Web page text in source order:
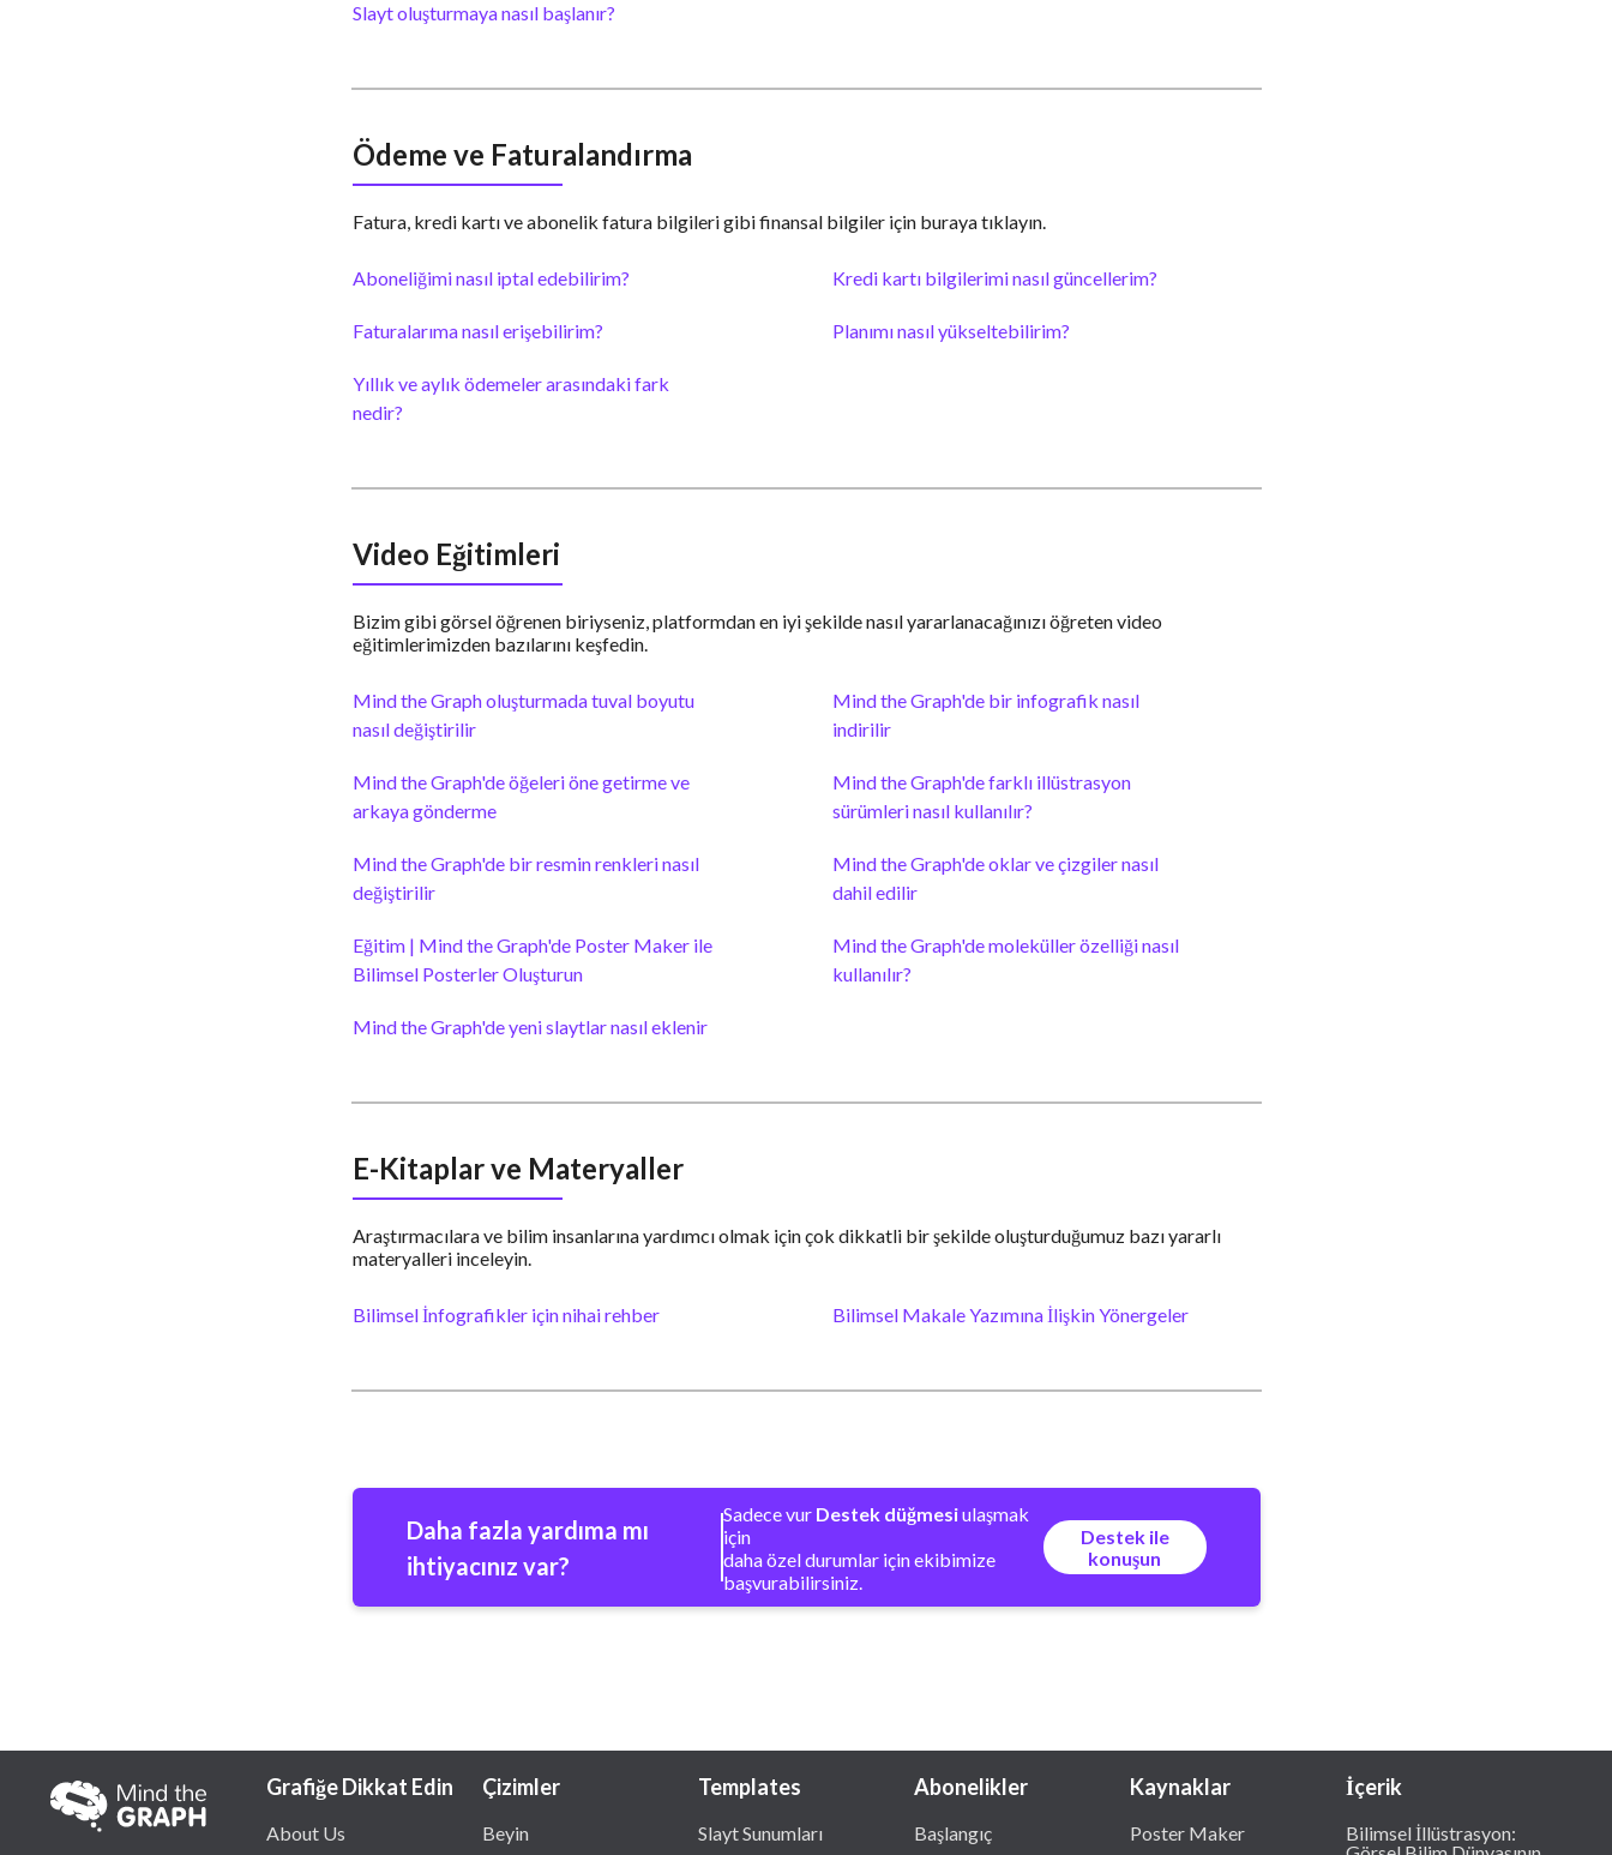
Slayt oluşturmaya nasıl başlanır?
Ödeme ve Faturalandırma
Fatura, kredi kartı ve abonelik fatura bilgileri gibi finansal bilgiler için buraya tıklayın.
Aboneliğimi nasıl iptal edebilirim? Kredi kartı bilgilerimi nasıl güncellerim?
Faturalarıma nasıl erişebilirim? Planımı nasıl yükseltebilirim?
Yıllık ve aylık ödemeler arasındaki fark
nedir?
Video Eğitimleri
Bizim gibi görsel öğrenen biriyseniz, platformdan en iyi şekilde nasıl yararlanacağınızı öğreten video
eğitimlerimizden bazılarını keşfedin.
Mind the Graph oluşturmada tuval boyutu
nasıl değiştirilir
Mind the Graph'de bir infografik nasıl
indirilir
Mind the Graph'de öğeleri öne getirme ve
arkaya gönderme
Mind the Graph'de farklı illüstrasyon
sürümleri nasıl kullanılır?
Mind the Graph'de bir resmin renkleri nasıl
değiştirilir
Mind the Graph'de oklar ve çizgiler nasıl
dahil edilir
Eğitim | Mind the Graph'de Poster Maker ile
Bilimsel Posterler Oluşturun
Mind the Graph'de moleküller özelliği nasıl
kullanılır?
Mind the Graph'de yeni slaytlar nasıl eklenir
E-Kitaplar ve Materyaller
Araştırmacılara ve bilim insanlarına yardımcı olmak için çok dikkatli bir şekilde oluşturduğumuz bazı yararlı
materyalleri inceleyin.
Bilimsel İnfografikler için nihai rehber Bilimsel Makale Yazımına İlişkin Yönergeler
Daha fazla yardıma mı
ihtiyacınız var?
Sadece vur Destek düğmesiulaşmak
için
daha özel durumlar için ekibimize
başvurabilirsiniz.
Destek ile
konuşun
Grafiğe Dikkat Edin
About Us
Çizimler
Beyin
Templates
Slayt Sunumları
Abonelikler
Başlangıç
Kaynaklar
Poster Maker
İçerik
Bilimsel İllüstrasyon: